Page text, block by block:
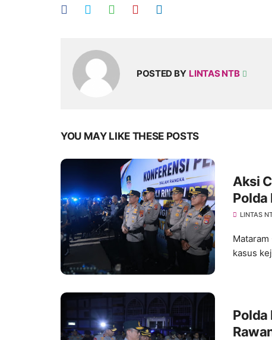
POSTED BY LINTAS NTB
YOU MAY LIKE THESE POSTS
Aksi
Polda
LINTAS
kasus
Polda